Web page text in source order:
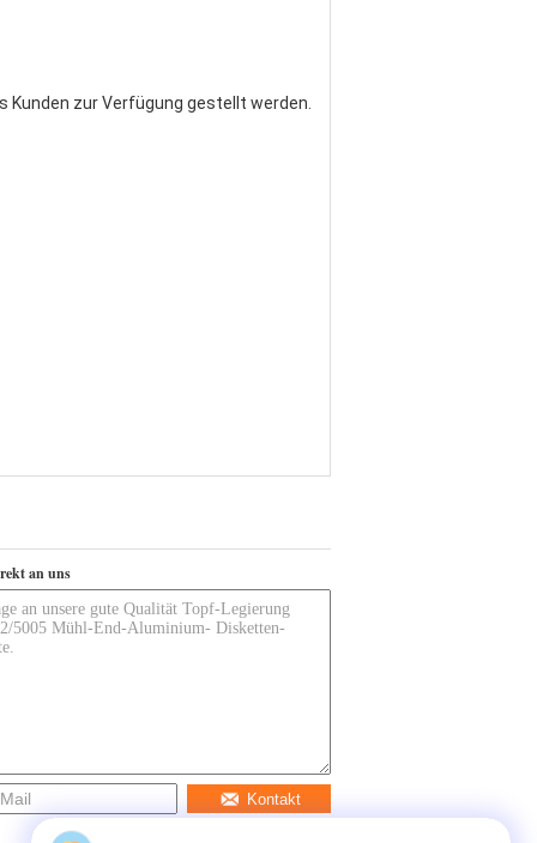
Kunden zur Verfügung gestellt werden.
an uns
Kontakt